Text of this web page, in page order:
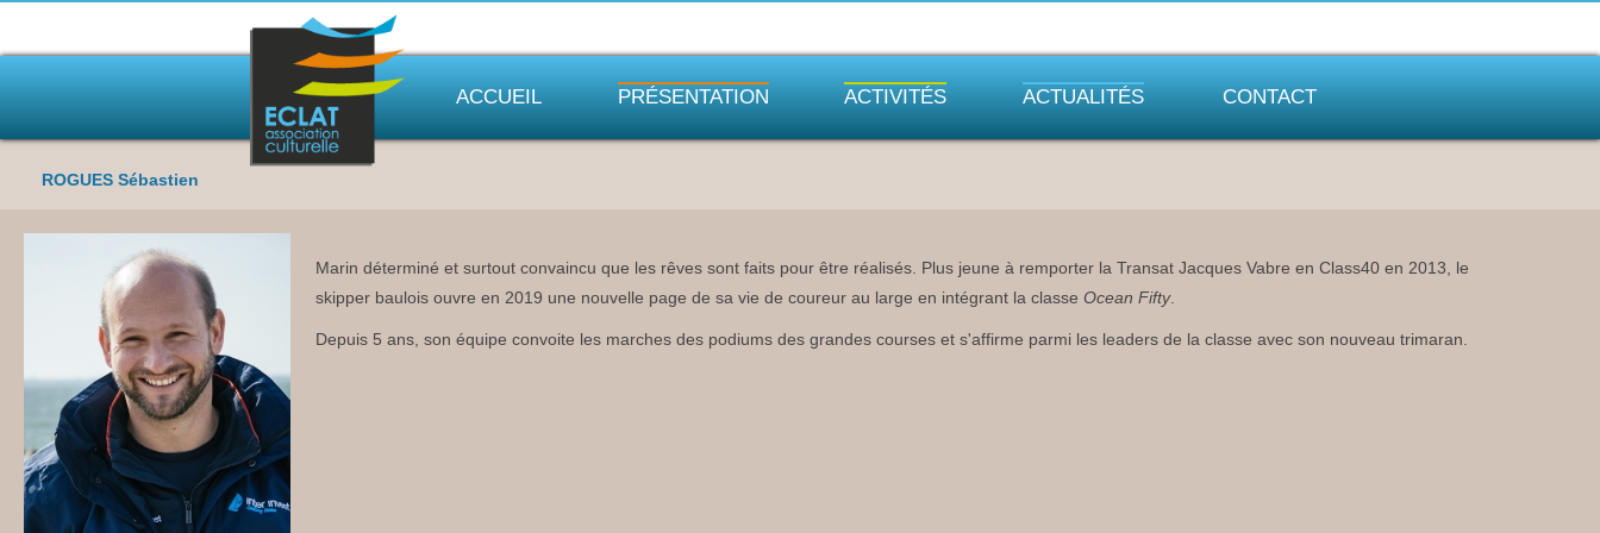
ACCUEIL PRÉSENTATION ACTIVITÉS ACTUALITÉS CONTACT
ROGUES Sébastien
Marin déterminé et surtout convaincu que les rêves sont faits pour être réalisés. Plus jeune à remporter la Transat Jacques Vabre en Class40 en 2013, le
skipper baulois ouvre en 2019 une nouvelle page de sa vie de coureur au large en intégrant la classe Ocean Fifty.
Depuis 5 ans, son équipe convoite les marches des podiums des grandes courses et s'affirme parmi les leaders de la classe avec son nouveau trimaran.